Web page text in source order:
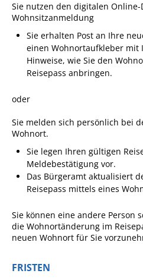
Sie nutzen den digitalen Online-
Wohnsitzanmeldung
Sie erhalten Post an Ihre
einen Wohnortaufkleber mit
Hinweise, wie Sie den
Reisepass anbringen.
oder
Sie melden sich persönlich bei
Wohnort.
Sie legen Ihren gültigen
Meldebestätigung vor.
Das Bürgeramt aktualisiert
Reisepass mittels eines
Sie können eine andere Person
die Wohnortänderung im
neuen Wohnort für Sie
FRISTEN